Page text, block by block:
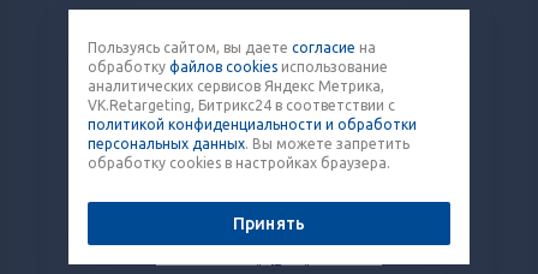
© 2026 Все права защищены.
КОМПАНИЯ
КОНТАКТЫ
8 (800) 707-12-53
paket@eq-mail.ru
Пользуясь сайтом, вы даете согласие на
обработку файлов cookies использование
аналитических сервисов Яндекс Метрика,
VK.Retargeting, Битрикс24 в соответствии с
политикой конфиденциальности и обработки
персональных данных. Вы можете запретить
обработку cookies в настройках браузера.
Принять